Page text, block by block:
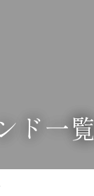
ド一覧